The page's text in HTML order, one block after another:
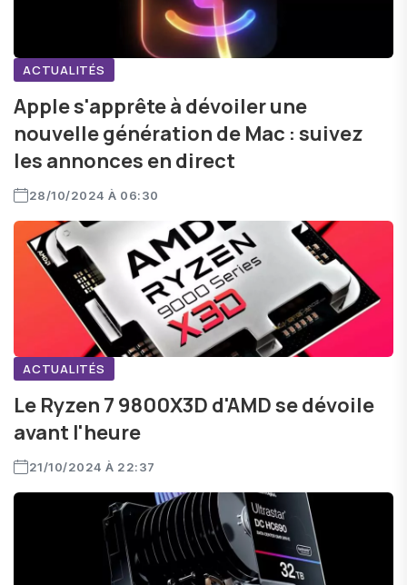
ACTUALITÉS
Apple s'apprête à dévoiler une
nouvelle génération de Mac : suivez
les annonces en direct
28/10/2024 À 06:30
ACTUALITÉS
Le Ryzen 7 9800X3D d'AMD se dévoile
avant l'heure
21/10/2024 À 22:37